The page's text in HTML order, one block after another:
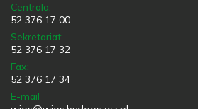
Centrala:
52 376 17 00
Sekretariat:
52 376 17 32
Fax:
52 376 17 34
E-mail